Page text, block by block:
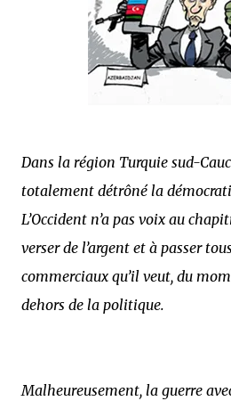
Dans la région Turquie sud-
totalement détrôné la
L’Occident n’a pas voix au
verser de l’argent et à passer
commerciaux qu’il veut, du
dehors de la politique.
Malheureusement, la guerre